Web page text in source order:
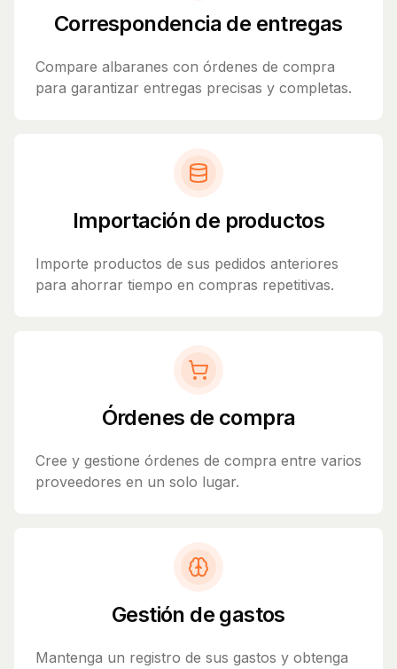
Correspondencia de entregas
Compare albaranes con órdenes de compra
para garantizar entregas precisas y completas.
Importación de productos
Importe productos de sus pedidos anteriores
para ahorrar tiempo en compras repetitivas.
Órdenes de compra
Cree y gestione órdenes de compra entre varios
proveedores en un solo lugar.
Gestión de gastos
Mantenga un registro de sus gastos y obtenga